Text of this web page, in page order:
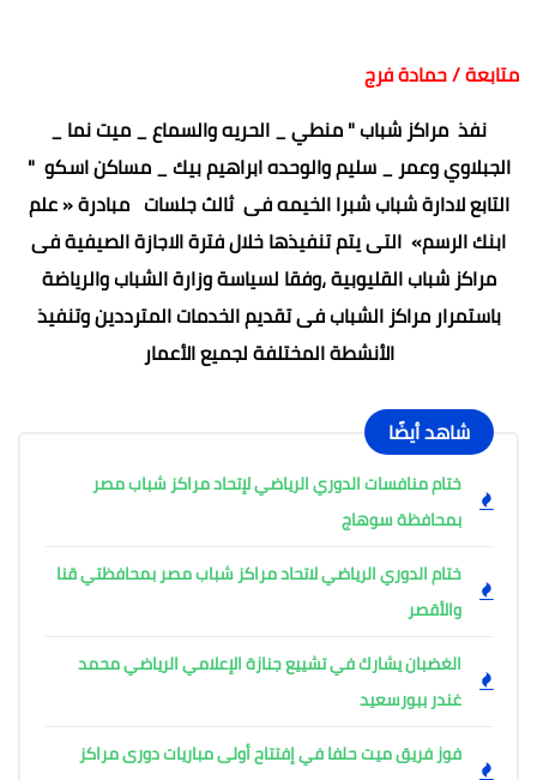
متابعة / حمادة فرج
نفذ مراكز شباب " منطي _ الحريه والسماع _ ميت نما _
الجبلاوي وعمر _ سليم والوحده ابراهيم بيك _ مساكن اسكو "
التابع لادارة شباب شبرا الخيمه فى ثالث جلسات مبادرة « علم
ابنك الرسم» التى يتم تنفيذها خلال فترة الاجازة الصيفية فى
مراكز شباب القليوبية ،وفقا لسياسة وزارة الشباب والرياضة
باستمرار مراكز الشباب فى تقديم الخدمات المترددين وتنفيذ
الأنشطة المختلفة لجميع الأعمار
شاهد أيضًا
ختام منافسات الدوري الرياضي لإتحاد مراكز شباب مصر
بمحافظة سوهاج
ختام الدوري الرياضي لاتحاد مراكز شباب مصر بمحافظتي قنا
والأقصر
الغضبان يشارك في تشييع جنازة الإعلامي الرياضي محمد
غندر ببورسعيد
فوز فريق ميت حلفا في إفتتاح أولى مباريات دورى مراكز